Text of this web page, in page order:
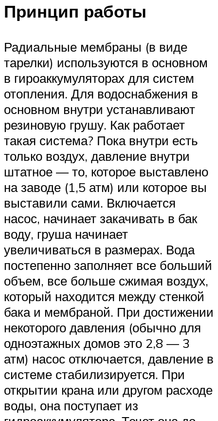
Принцип работы
Радиальные мембраны (в виде
тарелки) используются в основном
в гироаккумуляторах для систем
отопления. Для водоснабжения в
основном внутри устанавливают
резиновую грушу. Как работает
такая система? Пока внутри есть
только воздух, давление внутри
штатное — то, которое выставлено
на заводе (1,5 атм) или которое вы
выставили сами. Включается
насос, начинает закачивать в бак
воду, груша начинает
увеличиваться в размерах. Вода
постепенно заполняет все больший
объем, все больше сжимая воздух,
который находится между стенкой
бака и мембраной. При достижении
некоторого давления (обычно для
одноэтажных домов это 2,8 — 3
атм) насос отключается, давление в
системе стабилизируется. При
открытии крана или другом расходе
воды, она поступает из